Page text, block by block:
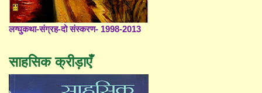
लग्घुकथा-संग्रह-दो संस्करण- 1998-2013
साहसिक क्रीड़ाएँ